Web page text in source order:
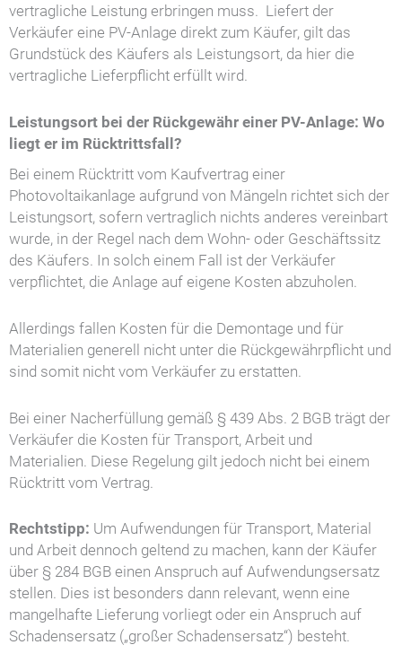
vertragliche Leistung erbringen muss. Liefert der
Verkäufer eine PV-Anlage direkt zum Käufer, gilt das
Grundstück des Käufers als Leistungsort, da hier die
vertragliche Lieferpflicht erfüllt wird.
Leistungsort bei der Rückgewähr einer PV-Anlage: Wo
liegt er im Rücktrittsfall?
Bei einem Rücktritt vom Kaufvertrag einer
Photovoltaikanlage aufgrund von Mängeln richtet sich der
Leistungsort, sofern vertraglich nichts anderes vereinbart
wurde, in der Regel nach dem Wohn- oder Geschäftssitz
des Käufers. In solch einem Fall ist der Verkäufer
verpflichtet, die Anlage auf eigene Kosten abzuholen.
Allerdings fallen Kosten für die Demontage und für
Materialien generell nicht unter die Rückgewährpflicht und
sind somit nicht vom Verkäufer zu erstatten.
Bei einer Nacherfüllung gemäß § 439 Abs. 2 BGB trägt der
Verkäufer die Kosten für Transport, Arbeit und
Materialien. Diese Regelung gilt jedoch nicht bei einem
Rücktritt vom Vertrag.
Rechtstipp: Um Aufwendungen für Transport, Material
und Arbeit dennoch geltend zu machen, kann der Käufer
über § 284 BGB einen Anspruch auf Aufwendungsersatz
stellen. Dies ist besonders dann relevant, wenn eine
mangelhafte Lieferung vorliegt oder ein Anspruch auf
Schadensersatz („großer Schadensersatz“) besteht.